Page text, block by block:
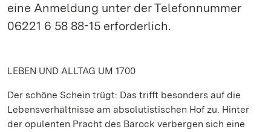
eine Anmeldung unter der Telefonnummer
06221 6 58 88-15 erforderlich.
LEBEN UND ALLTAG UM 1700
Der schöne Schein trügt: Das trifft besonders auf die
Lebensverhältnisse am absolutistischen Hof zu. Hinter
der opulenten Pracht des Barock verbergen sich eine